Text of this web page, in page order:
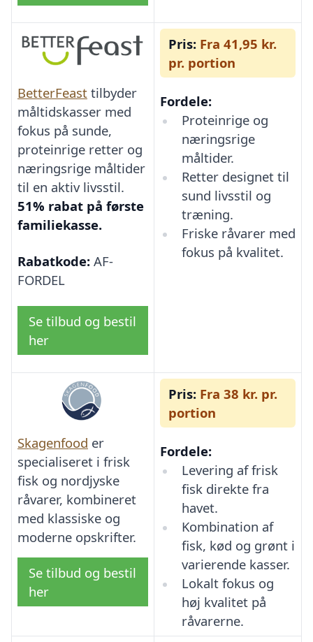
BetterFeast tilbyder
måltidskasser med
fokus på sunde,
proteinrige retter og
næringsrige måltider
til en aktiv livsstil.
51% rabat på første
familiekasse.
Rabatkode: AF-
FORDEL
Se tilbud og bestil
her
Pris: Fra 41,95 kr.
pr. portion
Fordele:
Proteinrige og
næringsrige
måltider.
Retter designet til
sund livsstil og
træning.
Friske råvarer med
fokus på kvalitet.
Skagenfood er
specialiseret i frisk
fisk og nordjyske
råvarer, kombineret
med klassiske og
moderne opskrifter.
Se tilbud og bestil
her
Pris: Fra 38 kr. pr.
portion
Fordele:
Levering af frisk
fisk direkte fra
havet.
Kombination af
fisk, kød og grønt i
varierende kasser.
Lokalt fokus og
høj kvalitet på
råvarerne.